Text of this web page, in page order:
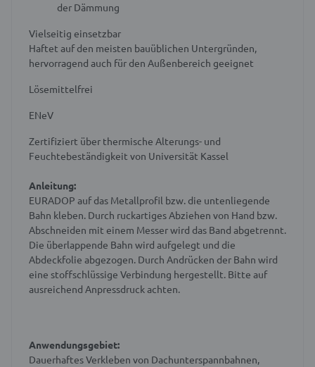
der Dämmung
Vielseitig einsetzbar
Haftet auf den meisten bauüblichen Untergründen,
hervorragend auch für den Außenbereich geeignet
Lösemittelfrei
ENeV
Zertifiziert über thermische Alterungs- und
Feuchtebeständigkeit von Universität Kassel
Anleitung:
EURADOP auf das Metallprofil bzw. die untenliegende
Bahn kleben. Durch ruckartiges Abziehen von Hand bzw.
Abschneiden mit einem Messer wird das Band abgetrennt.
Die überlappende Bahn wird aufgelegt und die
Abdeckfolie abgezogen. Durch Andrücken der Bahn wird
eine stoffschlüssige Verbindung hergestellt. Bitte auf
ausreichend Anpressdruck achten.
Anwendungsgebiet:
Dauerhaftes Verkleben von Dachunterspannbahnen,